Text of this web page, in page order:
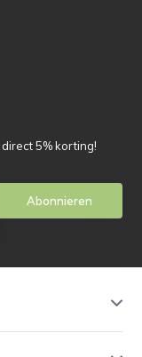
5% korting!
Abonnieren